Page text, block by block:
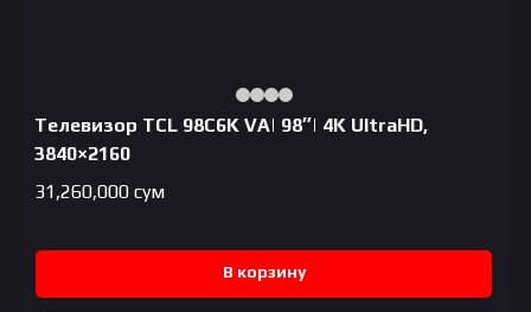
Телевизор TCL 98C6K VA| 98″| 4K UltraHD,
3840×2160
31,260,000 сум
В корзину